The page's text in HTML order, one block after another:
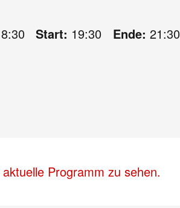
Start: 19:30 Ende: 21:30
Programm zu sehen.